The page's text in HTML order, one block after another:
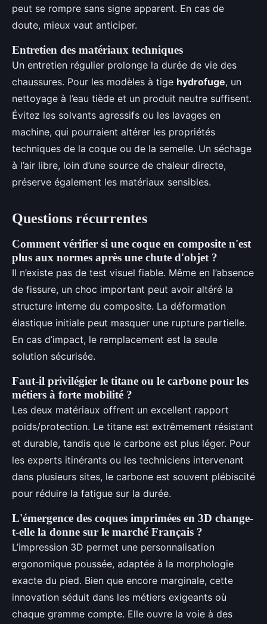
peut se rompre sans signe apparent. En cas de
doute, mieux vaut anticiper.
Entretien des matériaux techniques
Un entretien régulier prolonge la durée de vie des
chaussures. Pour les modèles à tige hydrofuge, un
nettoyage à l’eau tiède et un produit neutre suffisent.
Évitez les solvants agressifs ou les lavages en
machine, qui pourraient altérer les propriétés
techniques de la coque ou de la semelle. Un séchage
à l’air libre, loin d’une source de chaleur directe,
préserve également les matériaux sensibles.
Questions récurrentes
Comment vérifier si une coque en composite n'est
plus aux normes après une chute d'objet ?
Il n’existe pas de test visuel fiable. Même en l’absence
de fissure, un choc important peut avoir altéré la
structure interne du composite. La déformation
élastique initiale peut masquer une rupture partielle.
En cas d’impact, le remplacement est la seule
solution sécurisée.
Faut-il privilégier le titane ou le carbone pour les
métiers à forte mobilité ?
Les deux matériaux offrent un excellent rapport
poids/protection. Le titane est extrêmement résistant
et durable, tandis que le carbone est plus léger. Pour
les experts itinérants ou les techniciens intervenant
dans plusieurs sites, le carbone est souvent plébiscité
pour réduire la fatigue sur la durée.
L'émergence des coques imprimées en 3D change-
t-elle la donne sur le marché Français ?
L’impression 3D permet une personnalisation
ergonomique poussée, adaptée à la morphologie
exacte du pied. Bien que encore marginale, cette
innovation séduit dans les métiers exigeants où
chaque gramme compte. Elle ouvre la voie à des